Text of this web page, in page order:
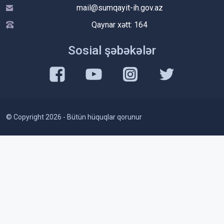
mail@sumqayit-ih.gov.az
Qaynar xətt: 164
Sosial şəbəkələr
© Copyright 2026 - Bütün hüquqlar qorunur